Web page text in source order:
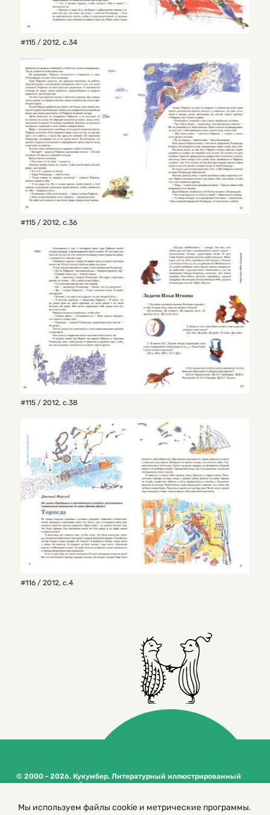
#115 / 2012, с.34
#115 / 2012, с.36
#115 / 2012, с.38
#116 / 2012, с.4
© 2000 – 2026. Кукумбер. Литературный иллюстрированный
журнал для детей
сайта
Мы используем файлы cookie и метрические программы.